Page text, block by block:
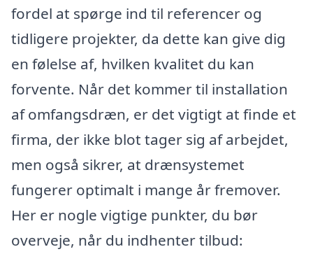
fordel at spørge ind til referencer og
tidligere projekter, da dette kan give dig
en følelse af, hvilken kvalitet du kan
forvente. Når det kommer til installation
af omfangsdræn, er det vigtigt at finde et
firma, der ikke blot tager sig af arbejdet,
men også sikrer, at drænsystemet
fungerer optimalt i mange år fremover.
Her er nogle vigtige punkter, du bør
overveje, når du indhenter tilbud: